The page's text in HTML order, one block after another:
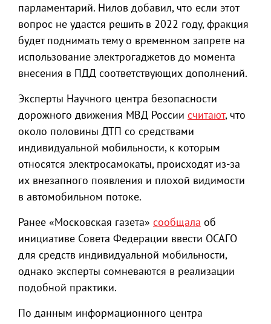
парламентарий. Нилов добавил, что если этот
вопрос не удастся решить в 2022 году, фракция
будет поднимать тему о временном запрете на
использование электрогаджетов до момента
внесения в ПДД соответствующих дополнений.
Эксперты Научного центра безопасности
дорожного движения МВД России считают, что
около половины ДТП со средствами
индивидуальной мобильности, к которым
относятся электросамокаты, происходят из-за
их внезапного появления и плохой видимости
в автомобильном потоке.
Ранее «Московская газета» сообщала об
инициативе Совета Федерации ввести ОСАГО
для средств индивидуальной мобильности,
однако эксперты сомневаются в реализации
подобной практики.
По данным информационного центра